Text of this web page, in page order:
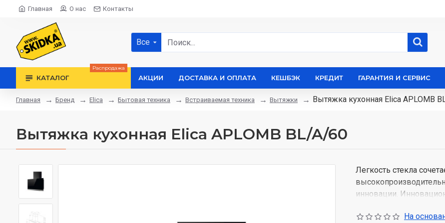
Главная О нас Контакты
Все
КАТАЛОГ
Распродажа
АКЦИИ ДОСТАВКА И ОПЛАТА КЕШБЭК КРЕДИТ ГАРАНТИЯ И СЕРВИС
Главная Бренд Elica Бытовая техника Встраиваемая техника Вытяжки Вытяжка кухонная Elica APLOMB
Вытяжка кухонная Elica APLOMB BL/A/60
Легкость стекла
инновации.
улавливания дыма. В
На